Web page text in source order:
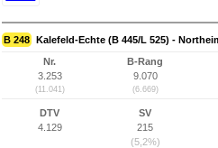
B 248 Kalefeld-Echte (B 445/L 525) -
Nr.
3.253
(11.041)
B-Rang
9.070
(6.669)
DTV
4.129
SV
215
(5,2%)